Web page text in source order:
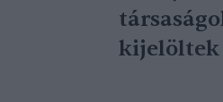
kijelöltek